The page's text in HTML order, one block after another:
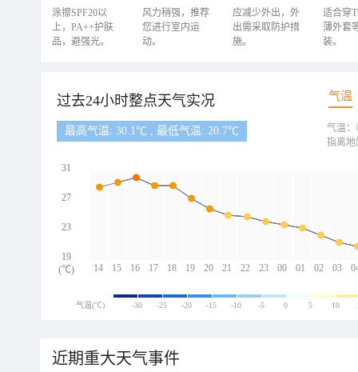
涂擦SPF20以
上，PA++护肤
品，避强光。
风力稍强，推荐
您进行室内运
动。
应减少外出，外
出需采取防护措
施。
适合穿
薄外套
装。
过去24小时整点天气实况 气温
最高气温: 30.1℃ , 最低气温: 20.7℃
14 15 16 17 18 19 20 21 22 23 00 01 02 03
31
27
23
19
(℃)
气温：
指离地
气温(℃) -30 -25 -20 -15 -10 -5 0 5 10
近期重大天气事件